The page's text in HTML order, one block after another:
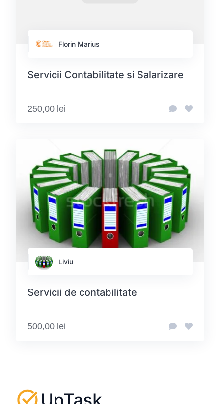
Florin Marius
Servicii Contabilitate si Salarizare
250,00 lei
Liviu
Servicii de contabilitate
500,00 lei